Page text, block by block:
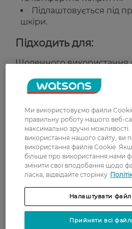
Підлаштовується під
шкіри.
Підходить для:
Щоденного використання
Усіх типів шкіри, включно
Рейтинг та відгуки
0 0 відгуків
Ми використовуємо файли
правильну роботу нашого веб-
максимально зручні
використання нашого сайту, ви
використання файлів Cookie.
більше про використання нами
змінити свої вподобання щодо
ласка, відвідайте сторінку
Налаштувати
Прийняти всі